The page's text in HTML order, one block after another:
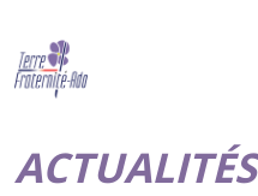
ACTUALITÉS